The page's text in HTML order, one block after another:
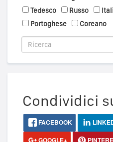
Tedesco
Russo
Portoghese
Coreano
Condividici
FACEBOOK
GOOGLE+